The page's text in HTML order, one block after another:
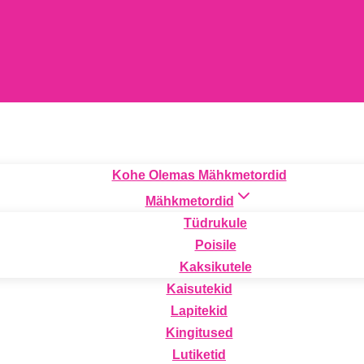
Kohe Olemas Mähkmetordid
Mähkmetordid
Tüdrukule
Poisile
Kaksikutele
Kaisutekid
Lapitekid
Kingitused
Lutiketid